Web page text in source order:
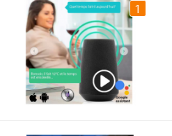
1